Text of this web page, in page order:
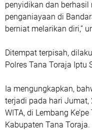
penyidikan dan
penganiayaan di
berniat melarikan diri,”
Ditempat terpisah,
Polres Tana Toraja Iptu
Ia mengungkapkan,
terjadi pada hari Jumat,
WITA, di Lembang
Kabupaten Tana Toraja.